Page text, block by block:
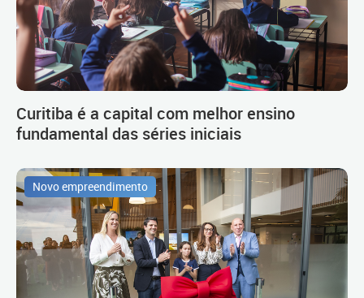
Curitiba é a capital com melhor ensino
fundamental das séries iniciais
Novo empreendimento